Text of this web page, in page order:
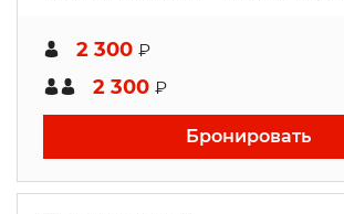
2 300 ₽
2 300 ₽
Бронировать